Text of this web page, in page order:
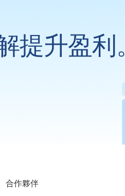
升盈利。
合作夥伴